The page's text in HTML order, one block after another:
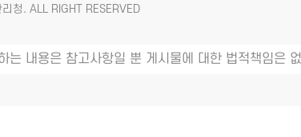
청. ALL RIGHT RESERVED
는 내용은 참고사항일 뿐 게시물에 대한 법적책임은